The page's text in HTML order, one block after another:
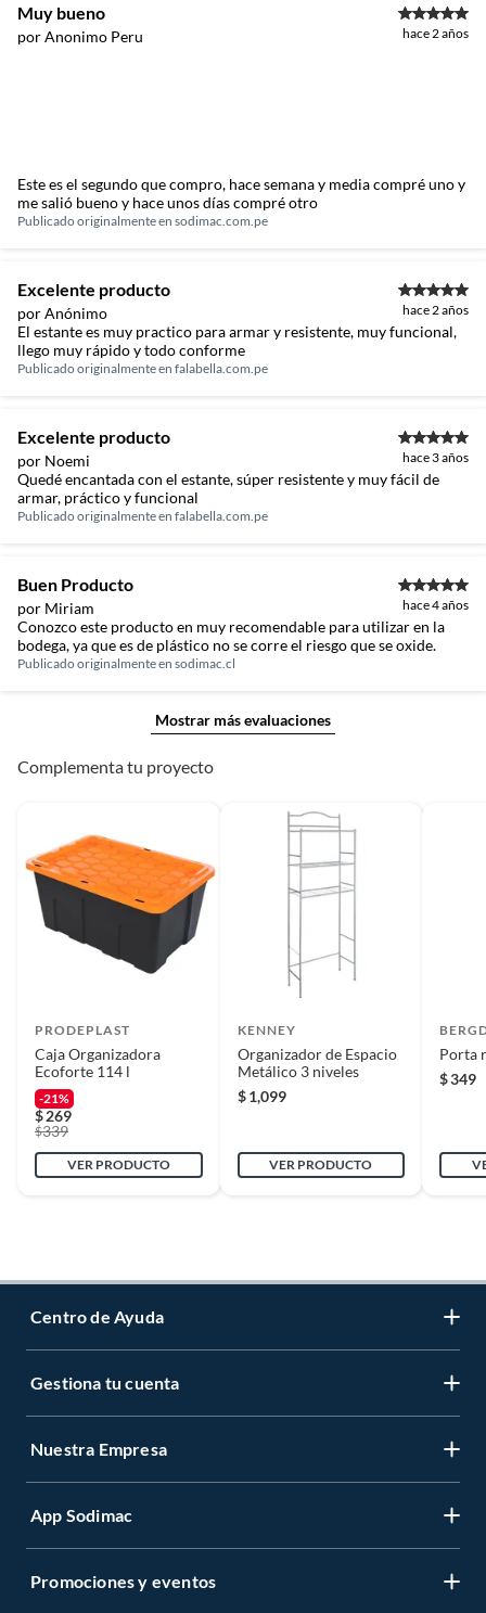
Muy bueno
por Anonimo Peru hace 2 años
Este es el segundo que compro, hace semana y media compré uno y
me salió bueno y hace unos días compré otro
Publicado originalmente en sodimac.com.pe
Excelente producto
por Anónimo hace 2 años
El estante es muy practico para armar y resistente, muy funcional,
llego muy rápido y todo conforme
Publicado originalmente en falabella.com.pe
Excelente producto
por Noemi hace 3 años
Quedé encantada con el estante, súper resistente y muy fácil de
armar, práctico y funcional
Publicado originalmente en falabella.com.pe
Buen Producto
por Miriam hace 4 años
Conozco este producto en muy recomendable para utilizar en la
bodega, ya que es de plástico no se corre el riesgo que se oxide.
Publicado originalmente en sodimac.cl
Mostrar más evaluaciones
Complementa tu proyecto
PRODEPLAST
Caja Organizadora
Ecoforte 114 l
-21%
$269
$339
VER PRODUCTO
KENNEY
Organizador de Espacio
Metálico 3 niveles
$ 1,099
VER PRODUCTO
Porta
$349
Centro de Ayuda
Servicio al Cliente
Venta a empresas
Gestiona tu cuenta
Gestiona tu cuenta
Recuperar mi Contraseña
Nuestra Empresa
Nuestras tiendas
App Sodimac
App Store IOS
Promociones y eventos